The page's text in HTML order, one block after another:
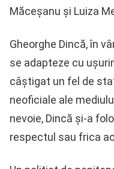
Măceșanu și Luiza
Gheorghe Dincă, în
se adapteze cu
câștigat un fel de
neoficiale ale
nevoie, Dincă și-a
respectul sau frica